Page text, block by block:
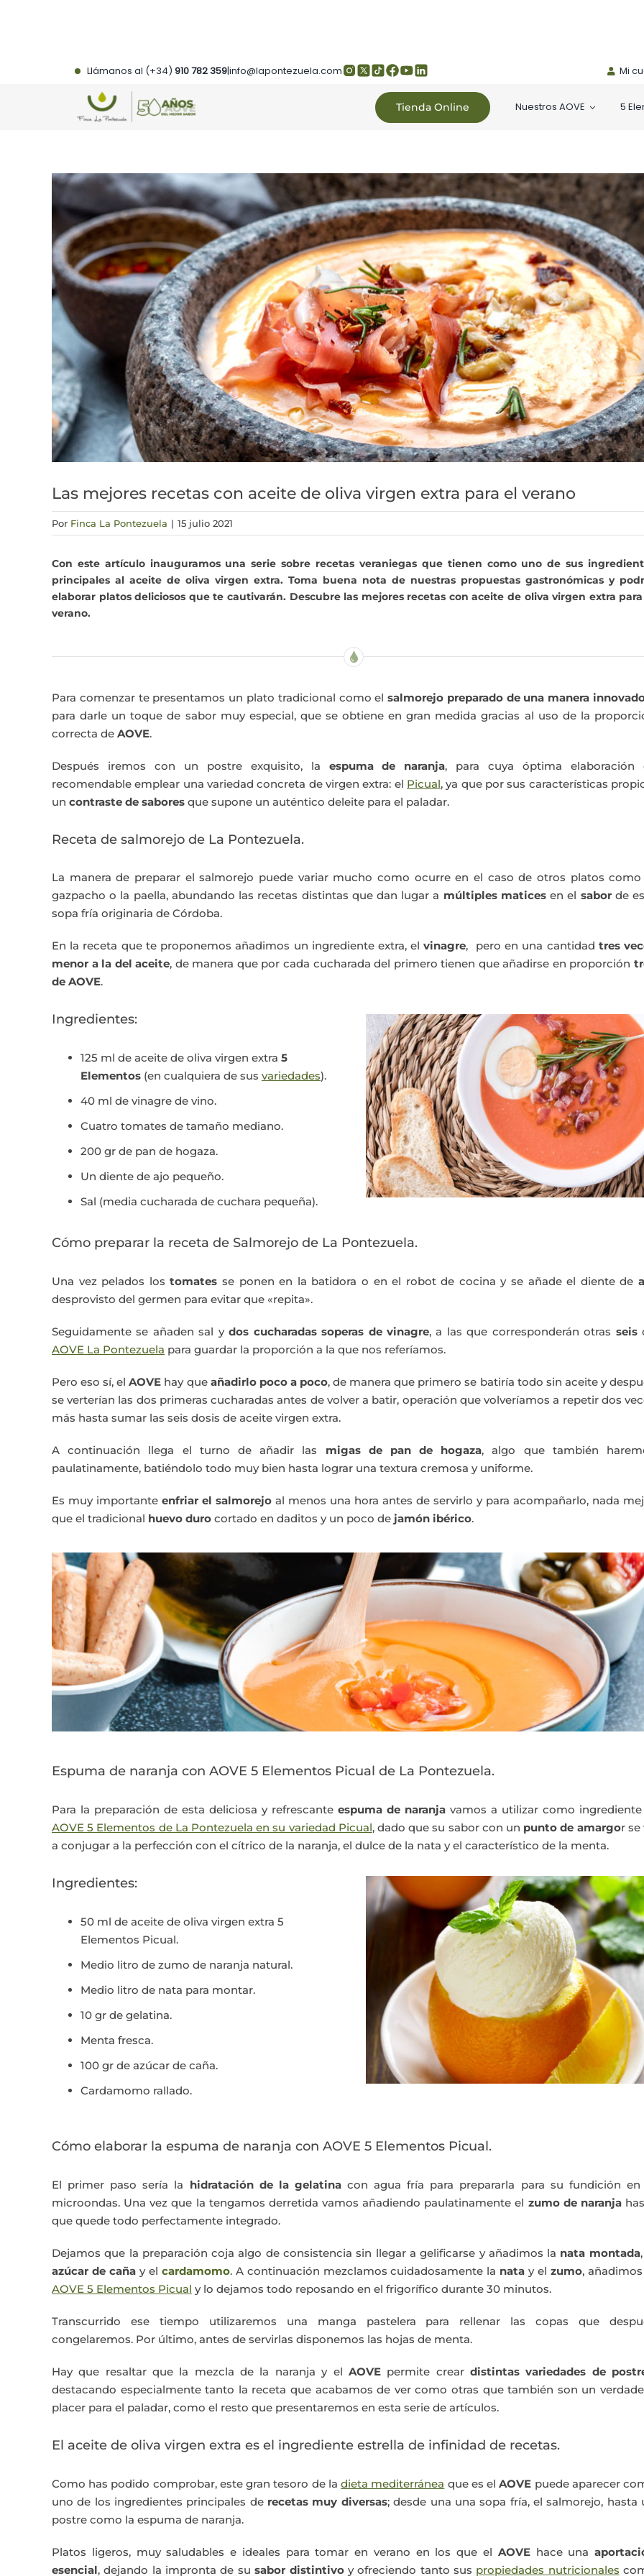
Llámanos al (+34) 910 782 359|info@lapontezuela.com Mi
Tienda Online Nuestros AOVE 5
Las mejores recetas con aceite de oliva virgen extra para el verano
Por Finca La Pontezuela | 15 julio 2021
Con este artículo inauguramos una serie sobre recetas veraniegas que tienen como uno de sus
principales al aceite de oliva virgen extra. Toma buena nota de nuestras propuestas gastronómicas y
elaborar platos deliciosos que te cautivarán. Descubre las mejores recetas con aceite de oliva virgen extra
verano.
Para comenzar te presentamos un plato tradicional como elsalmorejo preparado de una manera
para darle un toque de sabor muy especial, que se obtiene en gran medida gracias al uso de la
correcta deAOVE.
Después iremos con un postre exquisito, la espuma de naranja, para cuya óptima elaboración
recomendable emplear una variedad concreta de virgen extra: el Picual, ya que por sus características
un contraste de saboresque supone un auténtico deleite para el paladar.
Receta de salmorejo de La Pontezuela.
La manera de preparar el salmorejo puede variar mucho como ocurre en el caso de otros platos
gazpacho o la paella, abundando las recetas distintas que dan lugar a múltiples maticesen el sabor de
sopa fría originaria de Córdoba.
En la receta que te proponemos añadimos un ingrediente extra, elvinagre, pero en una cantidad tres
menor a la del aceite, de manera que por cada cucharada del primero tienen que añadirse en proporción
de AOVE.
Ingredientes:
125 ml de aceite de oliva virgen extra 5
Elementos(en cualquiera de sus variedades).
40 ml de vinagre de vino.
Cuatro tomates de tamaño mediano.
200 gr de pan de hogaza.
Un diente de ajo pequeño.
Sal (media cucharada de cuchara pequeña).
Cómo preparar la receta de Salmorejo de La Pontezuela.
Una vez pelados lostomates se ponen en la batidora o en el robot de cocina y se añade el diente de
desprovisto del germen para evitar que «repita».
Seguidamente se añaden sal ydos cucharadas soperas de vinagre, a las que corresponderán otras seis
AOVE La Pontezuela para guardar la proporción a la que nos referíamos.
Pero eso sí, elAOVE hay queañadirlopoco a poco, de manera que primero se batiría todo sin aceite y
se verterían las dos primeras cucharadas antes de volver a batir, operación que volveríamos a repetir dos
más hasta sumar las seis dosis de aceite virgen extra.
A continuación llega el turno de añadir las migas de pan de hogaza, algo que también
paulatinamente, batiéndolo todo muy bien hasta lograr una textura cremosa y uniforme.
Es muy importante enfriar el salmorejo al menos una hora antes de servirlo y para acompañarlo, nada
que el tradicional huevo durocortado en daditos y un poco de jamón ibérico.
Espuma de naranja con AOVE 5 Elementos Picual de La Pontezuela.
Para la preparación de esta deliciosa y refrescante espuma de naranja vamos a utilizar como
AOVE 5 Elementos de La Pontezuela en su variedad Picual, dado que su sabor con un punto de amargor se
a conjugar a la perfección con el cítrico de la naranja, el dulce de la nata y el característico de la menta.
Ingredientes:
50 ml de aceite de oliva virgen extra 5
Elementos Picual.
Medio litro de zumo de naranja natural.
Medio litro de nata para montar.
10 gr de gelatina.
Menta fresca.
100 gr de azúcar de caña.
Cardamomo rallado.
Cómo elaborar la espuma de naranja con AOVE 5 Elementos Picual.
El primer paso sería la hidratación de la gelatinacon agua fría para prepararla para su fundición en
microondas. Una vez que la tengamos derretida vamos añadiendo paulatinamente el zumo de naranja
que quede todo perfectamente integrado.
Dejamos que la preparación coja algo de consistencia sin llegar a gelificarse y añadimos la nata montada
azúcar de cañay el cardamomo. A continuación mezclamos cuidadosamente la natay elzumo,
AOVE 5 Elementos Picual y lo dejamos todo reposando en el frigorífico durante 30 minutos.
Transcurrido ese tiempo utilizaremos una manga pastelera para rellenar las copas que
congelaremos. Por último, antes de servirlas disponemos las hojas de menta.
Hay que resaltar que la mezcla de la naranja y el AOVEpermite creardistintas variedades de
destacando especialmente tanto la receta que acabamos de ver como otras que también son un
placer para el paladar, como el resto que presentaremos en esta serie de artículos.
El aceite de oliva virgen extra es el ingrediente estrella de infinidad de recetas.
Como has podido comprobar, este gran tesoro de ladieta mediterránea que es elAOVE puede aparecer
uno de los ingredientes principales de recetas muy diversas; desde una una sopa fría, el salmorejo, hasta
postre como la espuma de naranja.
Platos ligeros, muy saludables e ideales para tomar en verano en los que el AOVE hace una
esencial, dejando la impronta de su sabor distintivoy ofreciendo tanto sus propiedades nutricionales